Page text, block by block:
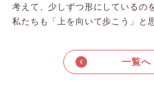
考えて、少しずつ形にしているの
私たちも「上を向いて歩こう」と
一覧へ